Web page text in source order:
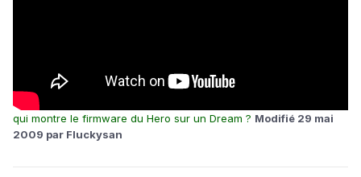
qui montre le firmware du Hero sur un Dream ? Modifié 29 mai
2009 par Fluckysan